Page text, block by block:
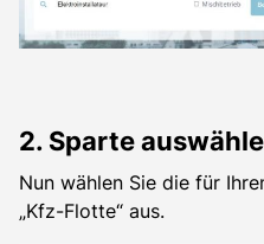
2. Sparte
Nun wählen Sie die für
„Kfz-Flotte“ aus.